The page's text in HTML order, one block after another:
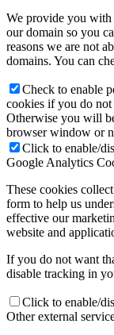
We provide you with
our domain so you
reasons we are not
domains. You can
Check to enable
cookies if you do not
Otherwise you will
browser window or
Click to enable/
Google Analytics
These cookies
form to help us
effective our
website and
If you do not want
disable tracking in
Click to enable/
Other external